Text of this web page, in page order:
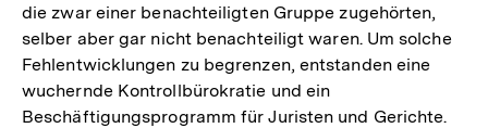
die zwar einer benachteiligten Gruppe zugehörten,
selber aber gar nicht benachteiligt waren. Um solche
Fehlentwicklungen zu begrenzen, entstanden eine
wuchernde Kontrollbürokratie und ein
Beschäftigungsprogramm für Juristen und Gerichte.